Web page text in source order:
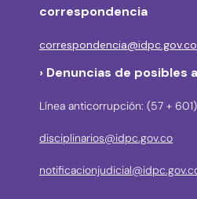
correspondencia
correspondencia@idpc.gov.co
› Denuncias de
Línea anticorrupción: (57 +
disciplinarios@idpc.gov.co